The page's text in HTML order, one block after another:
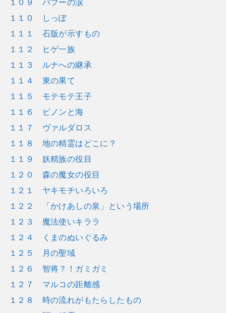
１０９ パプーの涙
１１０ しっぽ
１１１ 石版が示すもの
１１２ ヒゲ一族
１１３ ルナへの継承
１１４ 東の果て
１１５ モテモテ王子
１１６ ピノンと海
１１７ ヴァルダロス
１１８ 地の精霊はどこに？
１１９ 妖精族の役目
１２０ 森の魔女の役目
１２１ ヤキモチいろいろ
１２２ 「かけあしの泉」という場所
１２３ 魔法使いキララ
１２４ くまのぬいぐるみ
１２５ 月の聖域
１２６ 智将？！ガミガミ
１２７ マルコの距離感
１２８ 時の流れがもたらしたもの